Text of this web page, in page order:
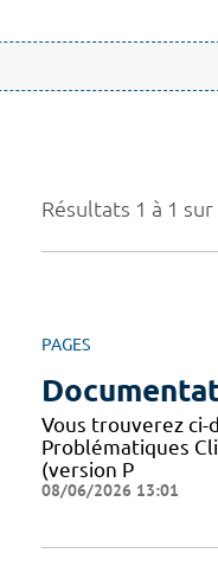
Résultats 1 à 1
PAGES
Vous trouverez ci-
Problématiques
(version P
08/06/2026 13:01